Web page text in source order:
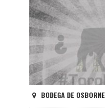
BODEGA DE OSBORNE